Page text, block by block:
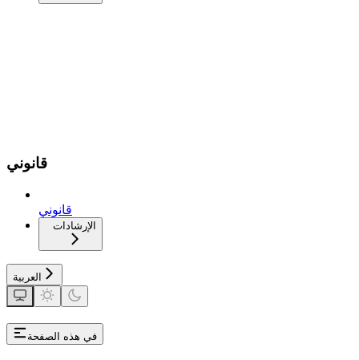
قانوني
قانوني
الإرشادات
العربية
في هذه الصفحة